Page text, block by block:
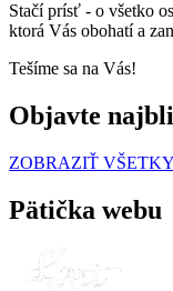
Stačí prísť - o všetko
ktorá Vás obohatí a
Tešíme sa na Vás!
Objavte
ZOBRAZIŤ VŠETKY
Pätička webu